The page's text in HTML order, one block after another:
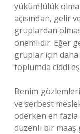
yükümlülük
açısından, gelir
gruplardan
önemlidir. Eğer
gruplar için
toplumda ciddi
Benim
ve serbest
öderken en
düzenli bir maaş